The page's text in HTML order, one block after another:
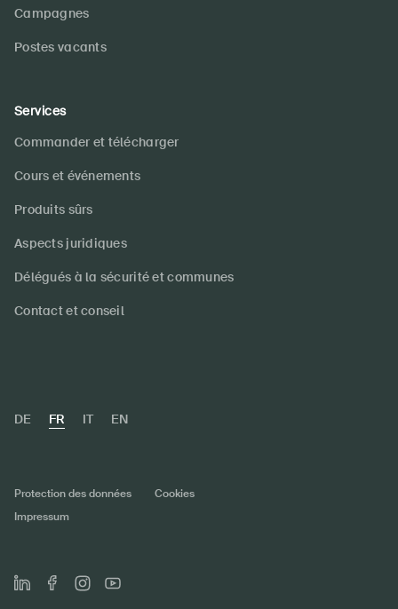
Campagnes
Postes vacants
Services
Commander et télécharger
Cours et événements
Produits sûrs
Aspects juridiques
Délégués à la sécurité et communes
Contact et conseil
DE FR IT EN
Protection des données
Cookies
Impressum